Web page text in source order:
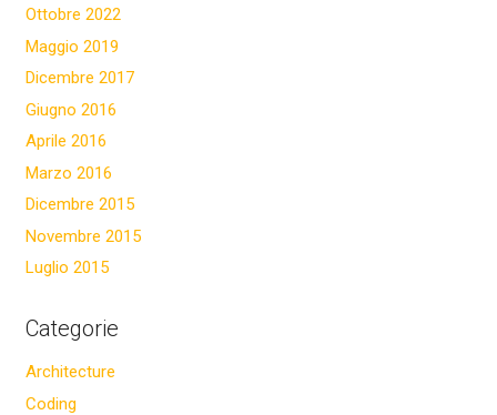
Ottobre 2022
Maggio 2019
Dicembre 2017
Giugno 2016
Aprile 2016
Marzo 2016
Dicembre 2015
Novembre 2015
Luglio 2015
Categorie
Architecture
Coding